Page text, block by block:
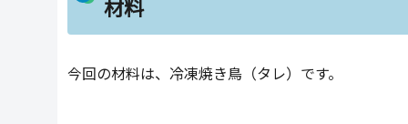
材料
今回の材料は、冷凍焼き鳥（タレ）です。